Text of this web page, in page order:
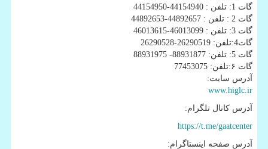
گات 1: تلفن : 44154940-44154950
گات 2 : تلفن : 44892657-44892653
گات 3: تلفن : 46013099-46013615
گات4:تلفن: 26290519-26290528
گات 5: تلفن: 88931877- 88931975
گات ۶:تلفن: 77453075
آدرس سایت:
www.higlc.ir
آدرس کانال تلگرام:
https://t.me/gaatcenter
آدرس صفحه اینستاگرام: